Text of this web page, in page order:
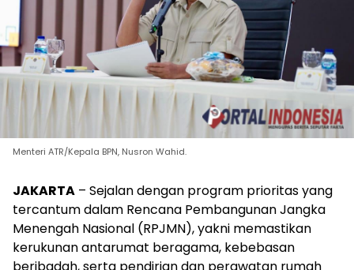
Menteri ATR/Kepala BPN, Nusron Wahid.
JAKARTA – Sejalan dengan program prioritas yang
tercantum dalam Rencana Pembangunan Jangka
Menengah Nasional (RPJMN), yakni memastikan
kerukunan antarumat beragama, kebebasan